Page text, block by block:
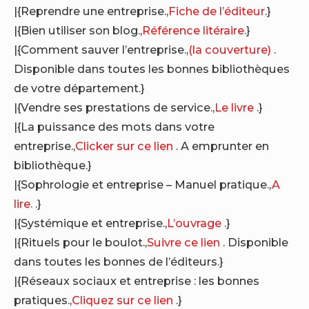
|{Reprendre une entreprise.,Fiche de l’éditeur.}
|{Bien utiliser son blog.,Référence litéraire.}
|{Comment sauver l’entreprise.,(la couverture) .
Disponible dans toutes les bonnes bibliothèques
de votre département.}
|{Vendre ses prestations de service.,Le livre .}
|{La puissance des mots dans votre
entreprise.,Clicker sur ce lien . A emprunter en
bibliothèque.}
|{Sophrologie et entreprise – Manuel pratique.,A
lire. .}
|{Systémique et entreprise.,L’ouvrage .}
|{Rituels pour le boulot.,Suivre ce lien . Disponible
dans toutes les bonnes de l’éditeurs.}
|{Réseaux sociaux et entreprise : les bonnes
pratiques.,Cliquez sur ce lien .}